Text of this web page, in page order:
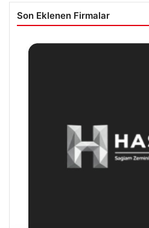
Son Eklenen Firmalar